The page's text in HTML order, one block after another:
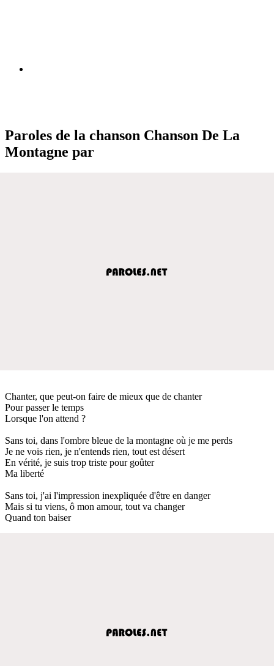
Paroles de la chanson Chanson De La
Montagne par
Chanter, que peut-on faire de mieux que de chanter
Pour passer le temps
Lorsque l'on attend ?
Sans toi, dans l'ombre bleue de la montagne où je me perds
Je ne vois rien, je n'entends rien, tout est désert
En vérité, je suis trop triste pour goûter
Ma liberté
Sans toi, j'ai l'impression inexpliquée d'être en danger
Mais si tu viens, ô mon amour, tout va changer
Quand ton baiser